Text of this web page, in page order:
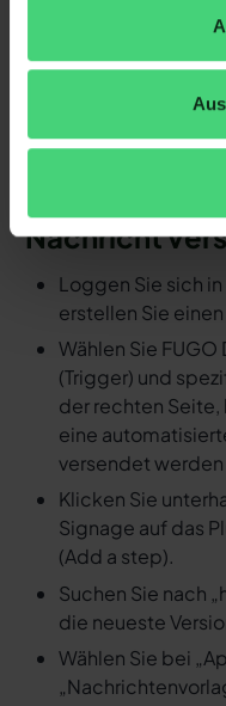
Fertig! So schnell
Detaillierte
Ereignis in
eine
Nachricht
Loggen Sie sich
erstellen Sie
Wählen Sie
(Trigger) und
der rechten
eine
versendet werden
Klicken Sie
Signage auf das
(Add a step).
Suchen Sie nach
die neueste
Wählen Sie bei